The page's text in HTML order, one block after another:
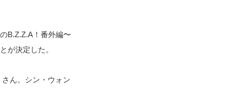
B.Z.Z.A！番外編〜
が決定した。
ん。シン・ウォン